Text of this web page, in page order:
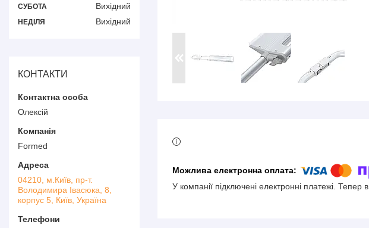
У компанії підключені електронні платежі.
СУБОТА Вихідний
НЕДІЛЯ Вихідний
КОНТАКТИ
Олексій
Formed
04210, м.Київ, пр-т.
Володимира Івасюка, 8,
корпус 5, Київ, Україна